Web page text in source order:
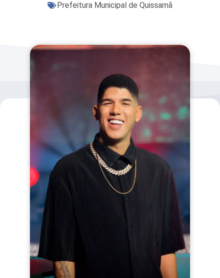
Prefeitura Municipal de Quissamã